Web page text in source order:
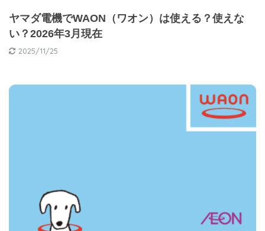
ヤマダ電機でWAON（ワオン）は使える？使えな
い？2026年3月現在
2025/11/25